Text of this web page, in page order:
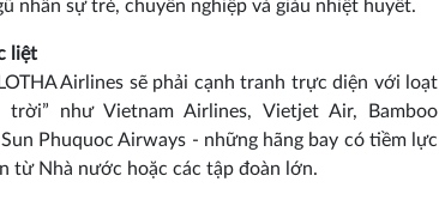
nhân sự trẻ, chuyên nghiệp và giàu nhiệt huyết.
liệt
Airlines sẽ phải cạnh tranh trực diện với loạt
như Vietnam Airlines, Vietjet Air, Bamboo
Phuquoc Airways - những hãng bay có tiềm lực
từ Nhà nước hoặc các tập đoàn lớn.